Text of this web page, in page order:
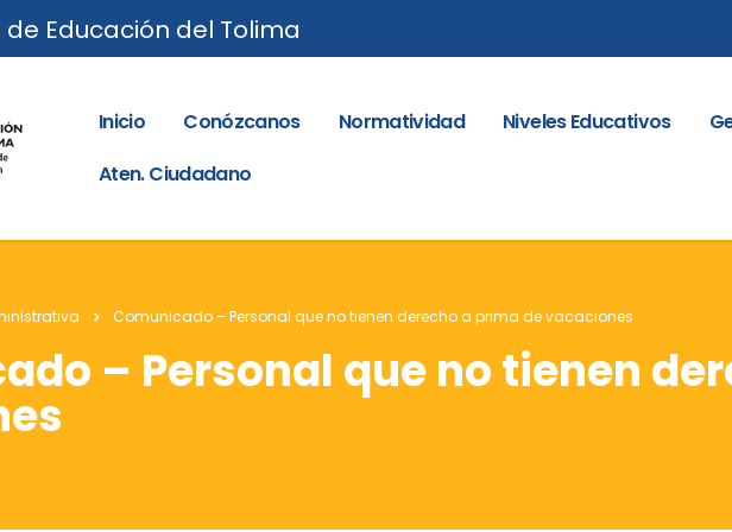
Educación del Tolima
Inicio Conózcanos Normatividad Niveles Educativos
Aten. Ciudadano
Comunicado – Personal que no tienen derecho a prima de vacaciones
– Personal que no tienen